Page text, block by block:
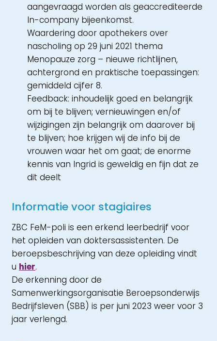
aangevraagd worden als geaccrediteerde
In-company bijeenkomst.
Waardering door apothekers over
nascholing op 29 juni 2021 thema
Menopauze zorg – nieuwe richtlijnen,
achtergrond en praktische toepassingen:
gemiddeld cijfer 8.
Feedback: inhoudelijk goed en belangrijk
om bij te blijven; vernieuwingen en/of
wijzigingen zijn belangrijk om daarover bij
te blijven; hoe krijgen wij de info bij de
vrouwen waar het om gaat; de enorme
kennis van Ingrid is geweldig en fijn dat ze
dit deelt
Informatie voor stagiaires
ZBC FeM-poli is een erkend leerbedrijf voor
het opleiden van doktersassistenten. De
beroepsbeschrijving van deze opleiding vindt
u hier.
De erkenning door de
Samenwerkingsorganisatie Beroepsonderwijs
Bedrijfsleven (SBB) is per juni 2023 weer voor 3
jaar verlengd.